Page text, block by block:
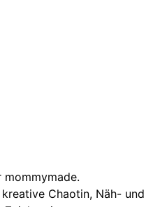
Chaotin, Näh- und